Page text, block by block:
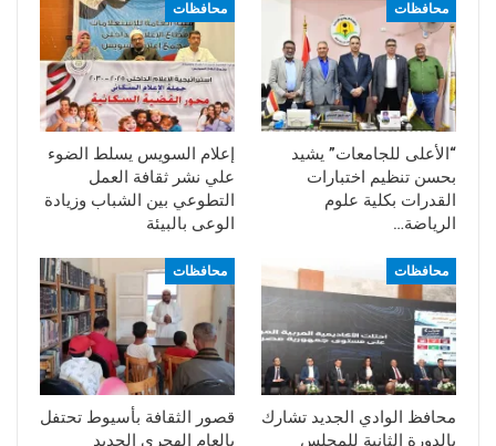
محافظات
“الأعلى للجامعات” يشيد
بحسن تنظيم اختبارات
القدرات بكلية علوم
الرياضة…
محافظات
إعلام السويس يسلط الضوء
علي نشر ثقافة العمل
التطوعي بين الشباب وزيادة
الوعى بالبيئة
محافظات
محافظ الوادي الجديد تشارك
بالدورة الثانية للمجلس
محافظات
قصور الثقافة بأسيوط تحتفل
بالعام الهجرى الجديد